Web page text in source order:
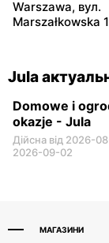
Warszawa, вул.
Marszałkowska
Jula
Domowe i
okazje - Jula
Дійсна від 2026-
2026-09-02
МАГАЗИНИ